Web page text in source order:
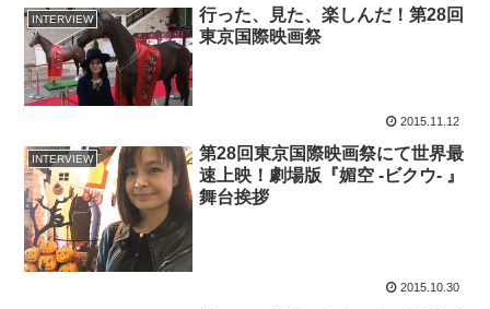
INTERVIEW
行った、見た、楽しんだ！第28回
東京国際映画祭
2015.11.12
INTERVIEW
第28回東京国際映画祭にて世界最
速上映！劇場版『媚空 -ビクウ- 』
舞台挨拶
2015.10.30